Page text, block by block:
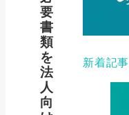
要
書
類
を
法
人
向
新着記事